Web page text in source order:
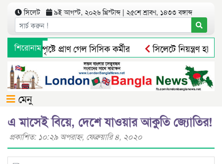
সিলেট ৯ই আগস্ট, ২০২৬ খ্রিস্টাব্দ | ২৫শে শ্রাবণ, ১৪৩৩ বঙ্গাব্দ
শিরোনাম
বিদ্যুৎস্পৃষ্টে প্রাণ গেল সিসিক কর্মীর
সিলেটে নিয়ন্ত্রণ
ধরে নিখোঁজ ওসমানী বিমানবন্দরের সিকিউরিটি অফিসার
মেনু
এ মাসেই বিয়ে, দেশে যাওয়ার আকুতি জ্যোতির!
প্রকাশিত: ১০:২৯ অপরাহ্ণ, ফেব্রুয়ারি ৪, ২০২০